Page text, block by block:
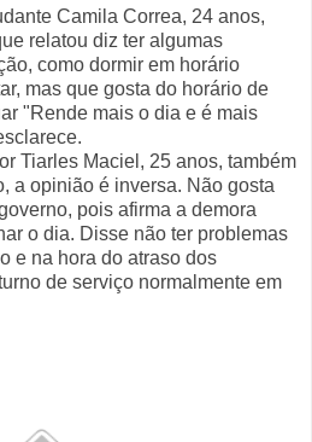
Camila Correa, 24 anos,
relatou diz ter algumas
como dormir em horário
mas que gosta do horário de
"Rende mais o dia e é mais
Tiarles Maciel, 25 anos, também
a opinião é inversa. Não gosta
pois afirma a demora
o dia. Disse não ter problemas
e na hora do atraso dos
de serviço normalmente em